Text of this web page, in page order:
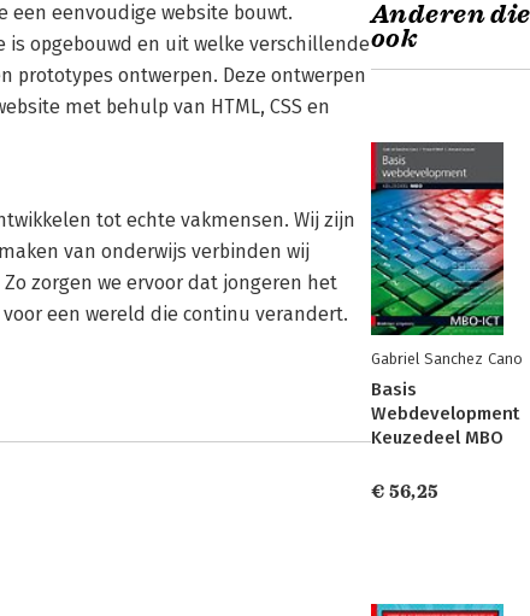
een eenvoudige website bouwt.
is opgebouwd en uit welke verschillende
prototypes ontwerpen. Deze ontwerpen
met behulp van HTML, CSS en
tot echte vakmensen. Wij zijn
van onderwijs verbinden wij
zorgen we ervoor dat jongeren het
een wereld die continu verandert.
Anderen
ook
Gabriel Sanchez Cano
Basis
Webdevelopment
Keuzedeel MBO
€ 56,25